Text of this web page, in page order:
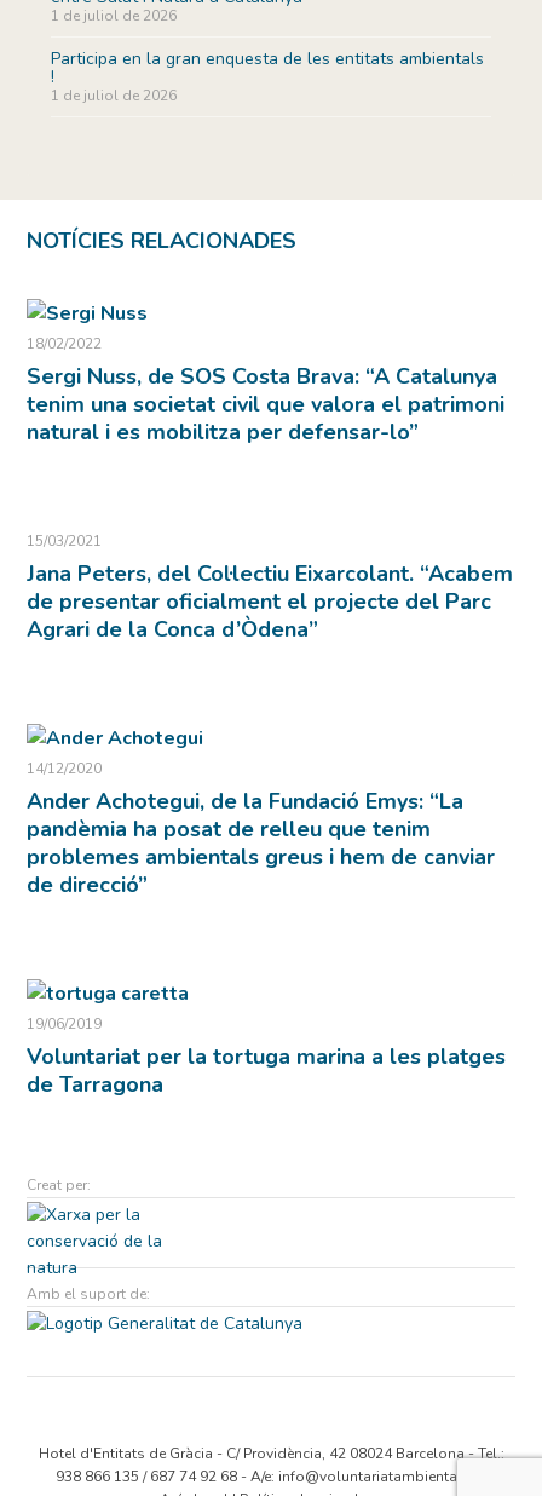
1 de juliol de 2026
Participa en la gran enquesta de les entitats ambientals
!
1 de juliol de 2026
NOTÍCIES RELACIONADES
18/02/2022
Sergi Nuss, de SOS Costa Brava: “A Catalunya
tenim una societat civil que valora el patrimoni
natural i es mobilitza per defensar-lo”
15/03/2021
Jana Peters, del Col·lectiu Eixarcolant. “Acabem
de presentar oficialment el projecte del Parc
Agrari de la Conca d’Òdena”
14/12/2020
Ander Achotegui, de la Fundació Emys: “La
pandèmia ha posat de relleu que tenim
problemes ambientals greus i hem de canviar
de direcció”
19/06/2019
Voluntariat per la tortuga marina a les platges
de Tarragona
Creat per:
Amb el suport de:
Hotel d'Entitats de Gràcia - C/ Providència, 42 08024 Barcelona - Tel.:
938 866 135 / 687 74 92 68 - A/e: info@voluntariatambiental.cat